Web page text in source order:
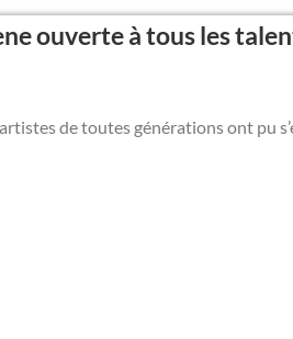
ouverte à tous les
de toutes générations ont pu